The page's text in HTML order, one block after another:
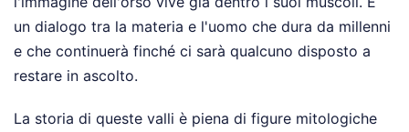
un dialogo tra la materia e l'uomo che dura da millenni
e che continuerà finché ci sarà qualcuno disposto a
restare in ascolto.
La storia di queste valli è piena di figure mitologiche